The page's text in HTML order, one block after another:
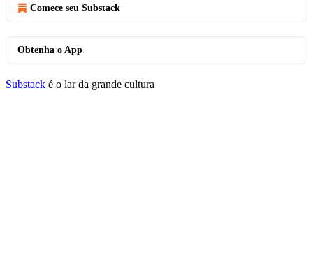
Comece seu Substack
Obtenha o App
Substack é o lar da grande cultura